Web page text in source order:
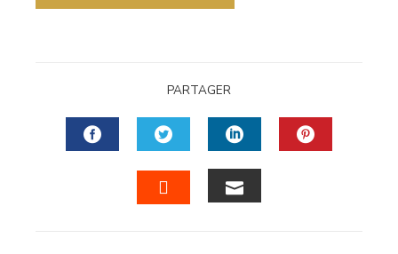
PARTAGER
FACEBOOKTWITTERLINKEDIN